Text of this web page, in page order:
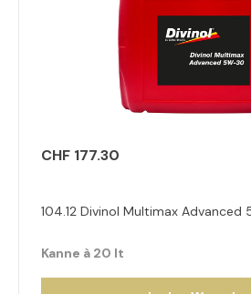
CHF 177.30
104.12 Divinol Multimax Advanced
Kanne à 20 lt